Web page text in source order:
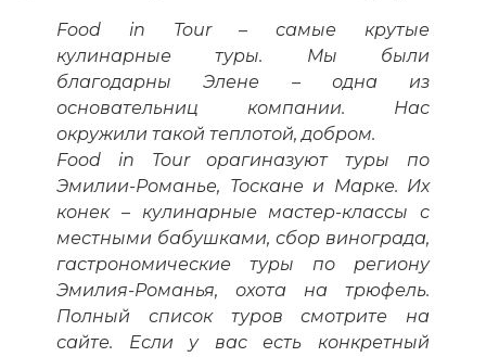
Food in Tour – самые крутые
кулинарные туры. Мы были
благодарны Элене – одна из
основательниц компании. Нас
окружили такой теплотой, добром.
Food in Tour орагиназуют туры по
Эмилии-Романье, Тоскане и Марке. Их
конек – кулинарные мастер-классы с
местными бабушками, сбор винограда,
гастрономические туры по региону
Эмилия-Романья, охота на трюфель.
Полный список туров смотрите на
сайте. Если у вас есть конкретный